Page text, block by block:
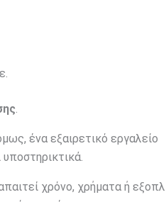
ένα εξαιρετικό εργαλείο
χρόνο, χρήματα ή